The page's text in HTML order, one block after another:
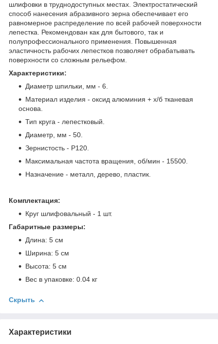
шлифовки в труднодоступных местах. Электростатический
способ нанесения абразивного зерна обеспечивает его
равномерное распределение по всей рабочей поверхности
лепестка. Рекомендован как для бытового, так и
полупрофессионального применения. Повышенная
эластичность рабочих лепестков позволяет обрабатывать
поверхности со сложным рельефом.
Характеристики:
Диаметр шпильки, мм - 6.
Материал изделия - оксид алюминия + х/б тканевая
основа.
Тип круга - лепестковый.
Диаметр, мм - 50.
Зернистость - P120.
Максимальная частота вращения, об/мин - 15500.
Назначение - металл, дерево, пластик.
Комплектация:
Круг шлифовальный - 1 шт.
Габаритные размеры:
Длина: 5 см
Ширина: 5 см
Высота: 5 см
Вес в упаковке: 0.04 кг
Скрыть
Характеристики